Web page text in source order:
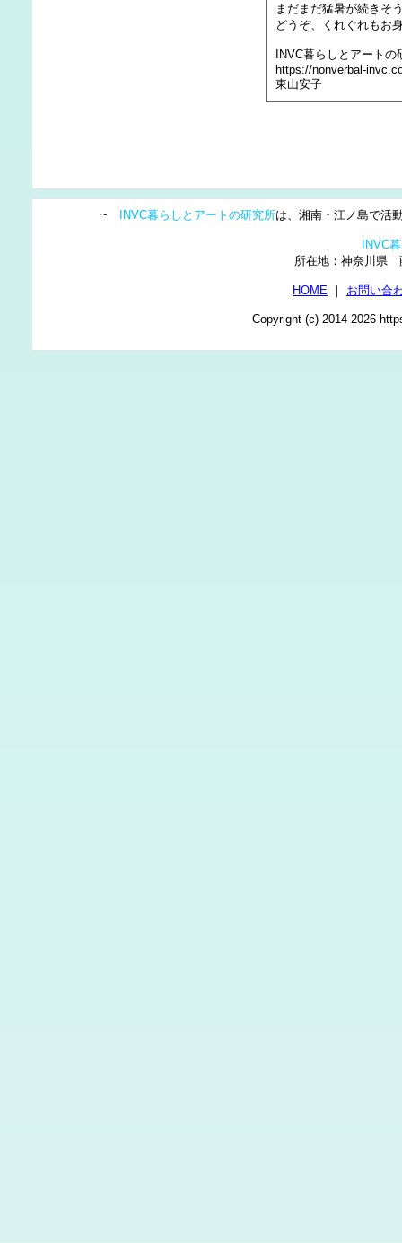
まだまだ猛暑が続きそ
どうぞ、くれぐれもお
INVC暮らしとアートの
https://nonverbal-
東山安子
~ INVC暮らしとアートの研究所は、湘南・江ノ島で活
INVC
所在地：神奈川
HOME ｜ お問い合
Copyright (c) 2014-2026